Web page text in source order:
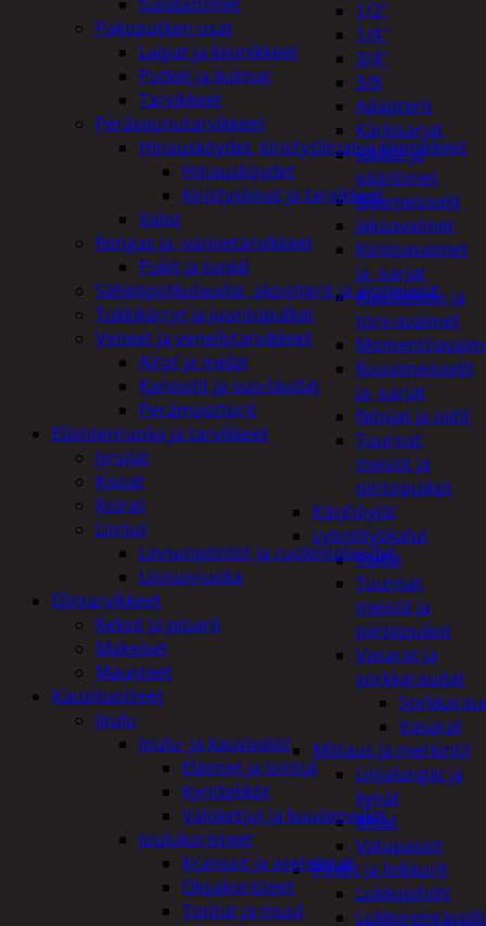
1/2"
1/4"
3/4"
3/8
Adapterit
Kärkisarjat
Räikät ja
vääntimet
Iskumeisselit
Jakoavaimet
Kiintoavaimet
ja -sarjat
Kuusiokolo ja
torx-avaimet
Ruuvimeisselit
ja -sarjat
Nitojat ja niitit
Tuurnat,
meistit ja
piirtopuikot
Käsihöylät
Lyöntityökalut
Taltat
Tuurnat,
meistit ja
piirtopuikot
Vasarat ja
sorkkaraudat
Vasarat
Mittaus ja merkintä
Linjalangat ja
kynät
Mitat
Vatupassit
Pihdit ja leikkurit
Lukkopihdit
Pakoputken osat
Laipat ja kiinnikkeet
Putket ja kulmat
Tarvikkeet
Perävaunutarvikkeet
Hinausköydet, kiristysliinat ja kiinnikkeet
Hinausköydet
Kiristysliinat ja tarvikkeet
Valot
Rengas ja -vannetarvikkeet
Pukit ja tunkit
Sähköpotkulaudat, skootterit ja ajoneuvot
Tukkikärryt ja juontopulkat
Veneet ja veneilytarvikkeet
Airot ja melat
Kanootit ja sup-laudat
Perämoottorit
Eläintenruoka ja tarvikkeet
Jyrsijät
Kissat
Koirat
Linnut
Linnunpöntöt ja ruokintalaudat
Linnunruoka
Elintarvikkeet
Keksit ja piparit
Makeiset
Mausteet
Kausituotteet
Joulu
Joulu- ja kausivalot
Eläimet ja tontut
Kyntteliköt
Valoketjut ja kuusenvalot
Joulukoristeet
Kranssit ja asetelmat
Oksakoristeet
Tontut ja muut